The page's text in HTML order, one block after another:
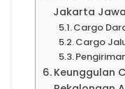
Jakarta
Cargo
Cargo
Keunggulan